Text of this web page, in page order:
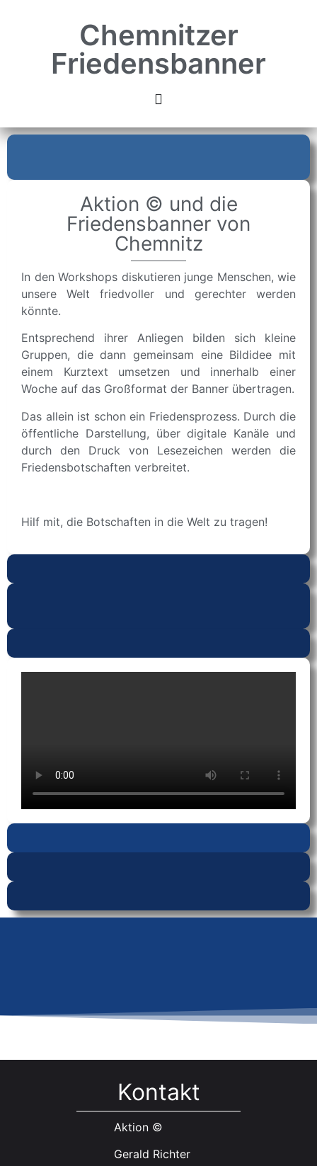
Chemnitzer
Friedensbanner
Aktion © und die
Friedensbanner von
Chemnitz
In den Workshops diskutieren junge Menschen, wie
unsere Welt friedvoller und gerechter werden
könnte.
Entsprechend ihrer Anliegen bilden sich kleine
Gruppen, die dann gemeinsam eine Bildidee mit
einem Kurztext umsetzen und innerhalb einer
Woche auf das Großformat der Banner übertragen.
Das allein ist schon ein Friedensprozess. Durch die
öffentliche Darstellung, über digitale Kanäle und
durch den Druck von Lesezeichen werden die
Friedensbotschaften verbreitet.
Hilf mit, die Botschaften in die Welt zu tragen!
Kontakt
Aktion ©
Gerald Richter